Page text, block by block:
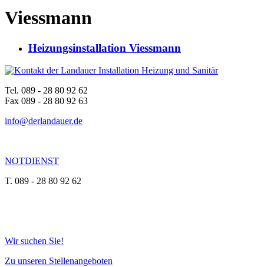
Viessmann
Heizungsinstallation Viessmann
Tel. 089 - 28 80 92 62
Fax 089 - 28 80 92 63
info@derlandauer.de
NOTDIENST
T. 089 - 28 80 92 62
Wir suchen Sie!
Zu unseren Stellenangeboten